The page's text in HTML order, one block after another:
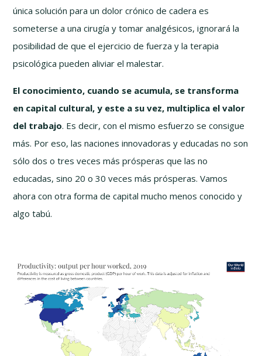
única solución para un dolor crónico de cadera es
someterse a una cirugía y tomar analgésicos, ignorará la
posibilidad de que el ejercicio de fuerza y la terapia
psicológica pueden aliviar el malestar.
El conocimiento, cuando se acumula, se transforma
en capital cultural, y este a su vez, multiplica el valor
del trabajo. Es decir, con el mismo esfuerzo se consigue
más. Por eso, las naciones innovadoras y educadas no son
sólo dos o tres veces más prósperas que las no
educadas, sino 20 o 30 veces más prósperas. Vamos
ahora con otra forma de capital mucho menos conocido y
algo tabú.